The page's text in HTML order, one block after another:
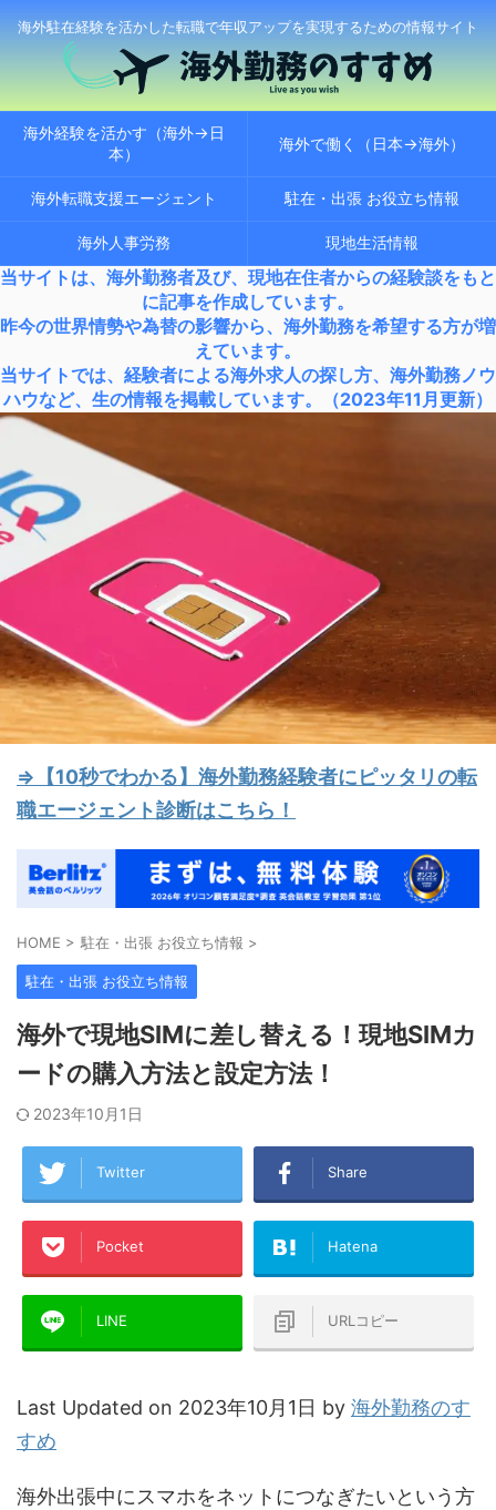
海外駐在経験を活かした転職で年収アップを実現するための情報サイト
海外経験を活かす（海外→日
本）
海外で働く（日本→海外）
海外転職支援エージェント 駐在・出張 お役立ち情報
海外人事労務 現地生活情報
当サイトは、海外勤務者及び、現地在住者からの経験談をもと
に記事を作成しています。
昨今の世界情勢や為替の影響から、海外勤務を希望する方が増
えています。
当サイトでは、経験者による海外求人の探し方、海外勤務ノウ
ハウなど、生の情報を掲載しています。（2023年11月更新）
⇒【10秒でわかる】海外勤務経験者にピッタリの転
職エージェント診断はこちら！
HOME > 駐在・出張 お役立ち情報 >
駐在・出張 お役立ち情報
海外で現地SIMに差し替える！現地SIMカ
ードの購入方法と設定方法！
2023年10月1日
Twitter Share
Pocket Hatena
LINE URLコピー
Last Updated on 2023年10月1日 by 海外勤務のす
すめ
海外出張中にスマホをネットにつなぎたいという方